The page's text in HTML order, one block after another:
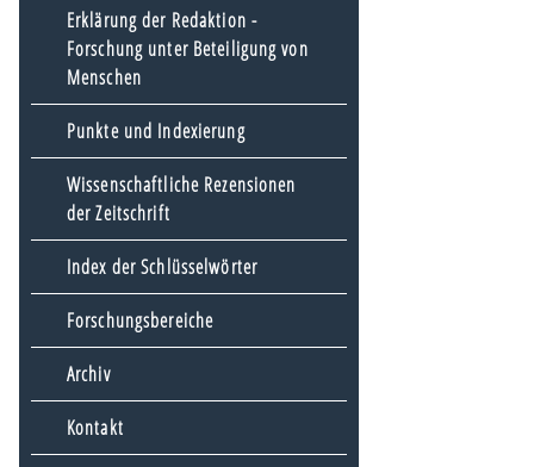
Erklärung der Redaktion -
Forschung unter Beteiligung von
Menschen
Punkte und Indexierung
Wissenschaftliche Rezensionen
der Zeitschrift
Index der Schlüsselwörter
Forschungsbereiche
Archiv
Kontakt